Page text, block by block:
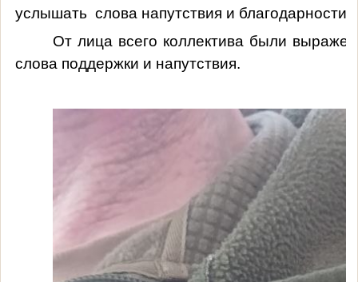
услышать слова напутствия и благодарности.
От лица всего коллектива были
слова поддержки и напутствия.